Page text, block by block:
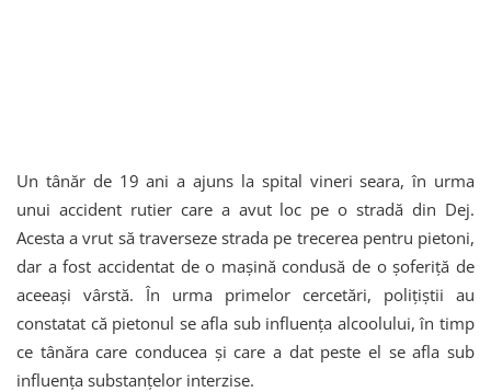
Un tânăr de 19 ani a ajuns la spital vineri seara, în urma
unui accident rutier care a avut loc pe o stradă din Dej.
Acesta a vrut să traverseze strada pe trecerea pentru pietoni,
dar a fost accidentat de o mașină condusă de o șoferiță de
aceeași vârstă. În urma primelor cercetări, polițiștii au
constatat că pietonul se afla sub influența alcoolului, în timp
ce tânăra care conducea și care a dat peste el se afla sub
influența substanțelor interzise.